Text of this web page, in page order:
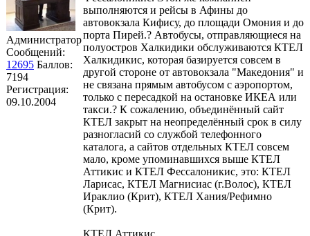
Администратор
Сообщений:
12695 Баллов:
7194
Регистрация:
09.10.2004
выполняются и рейсы в Афины до
автовокзала Кифису, до площади Омония и до
порта Пирей.? Автобусы, отправляющиеся на
полуостров Халкидики обслуживаются КТЕЛ
Халкидикис, которая базируется совсем в
другой стороне от автовокзала "Македония" и
не связана прямым автобусом с аэропортом,
только с пересадкой на остановке ИКЕА или
такси.? К сожалению, объединённый сайт
КТЕЛ закрыт на неопределённый срок в силу
разногласий со службой телефонного
каталога, а сайтов отдельных КТЕЛ совсем
мало, кроме упоминавшихся выше КТЕЛ
Аттикис и КТЕЛ Фессалоникис, это: КТЕЛ
Ларисас, КТЕЛ Магнисиас (г.Волос), КТЕЛ
Ираклио (Крит), КТЕЛ Хания/Рефимно
(Крит).
КТЕЛ Аттикис